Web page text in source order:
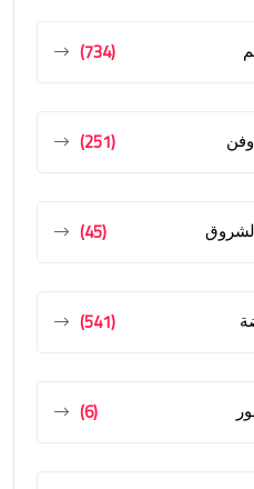
(734)
(251)
(45)
(541)
(6)